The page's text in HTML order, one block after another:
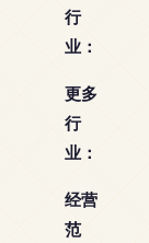
行
业：
更多
行
业：
经营
范